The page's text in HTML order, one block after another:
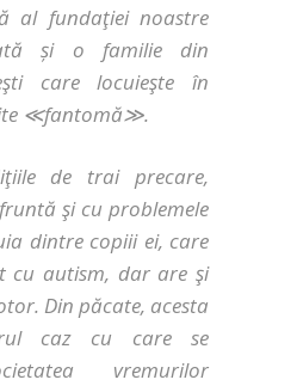
al fundaţiei noastre
și o familie din
care locuieşte în
≪fantomă≫.
de trai precare,
şi cu problemele
dintre copiii ei, care
cu autism, dar are şi
Din păcate, acesta
caz cu care se
vremurilor